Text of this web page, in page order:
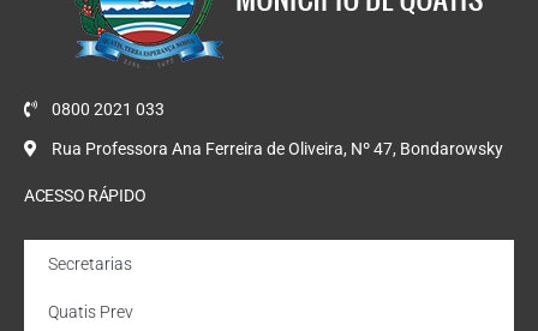
0800 2021 033
Rua Professora Ana Ferreira de Oliveira, Nº 47, Bondarowsky
ACESSO RÁPIDO
Secretarias
Quatis Prev